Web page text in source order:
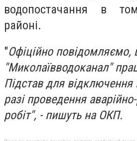
водопостачання в
районі.
"Офіційно
"Миколаївводоканал"
Підстав для
разі проведення
робіт", - пишуть на ОКП.